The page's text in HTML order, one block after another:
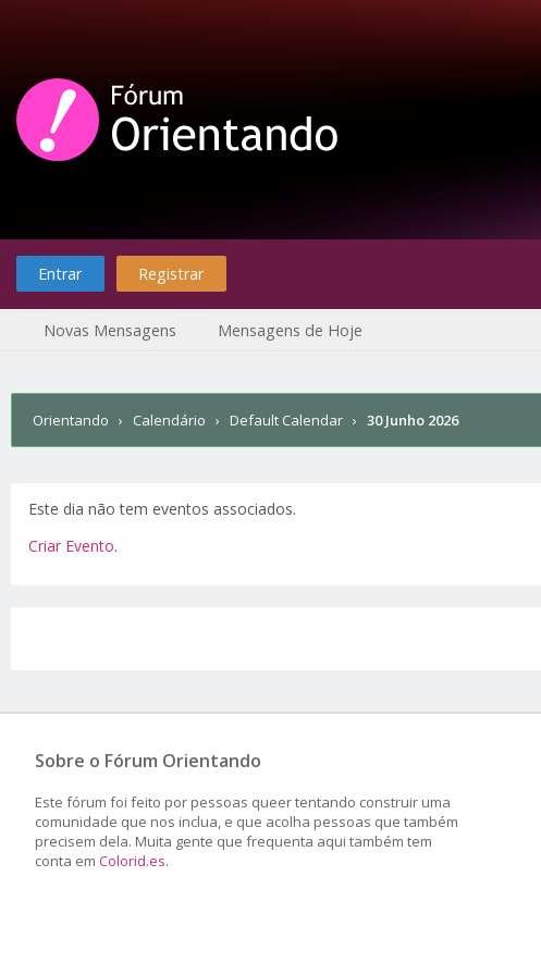
Entrar Registrar
Novas Mensagens Mensagens de Hoje
Orientando › Calendário › Default Calendar › 30 Junho 2026
Este dia não tem eventos associados.
Criar Evento.
Sobre o Fórum Orientando
Este fórum foi feito por pessoas queer tentando construir uma
comunidade que nos inclua, e que acolha pessoas que também
precisem dela. Muita gente que frequenta aqui também tem
conta em Colorid.es.